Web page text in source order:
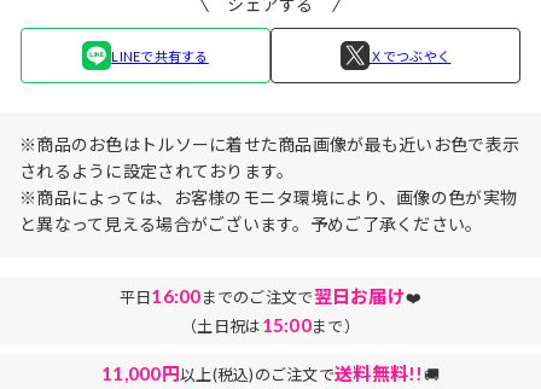
シェアする
LINEで共有する Ｘでつぶやく
※商品のお色はトルソーに着せた商品画像が最も近いお色で表示
されるように設定されております。
※商品によっては、お客様のモニタ環境により、画像の色が実物
と異なって見える場合がございます。予めご了承ください。
平日16:00までのご注文で翌日お届け❤️
（土日祝は15:00まで）
11,000円以上(税込)のご注文で送料無料!!🚚